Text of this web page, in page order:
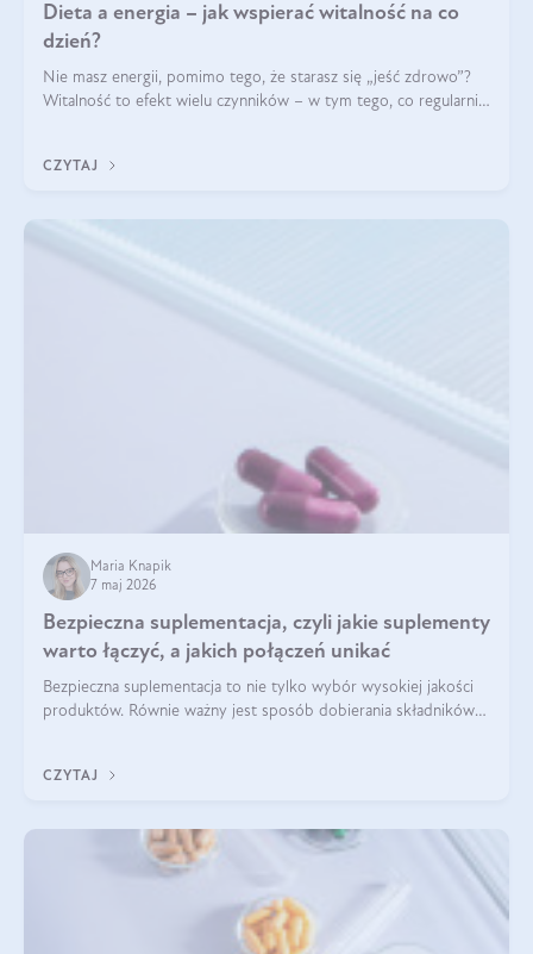
Dieta a energia – jak wspierać witalność na co
dzień?
Nie masz energii, pomimo tego, że starasz się „jeść zdrowo”?
Witalność to efekt wielu czynników – w tym tego, co regularnie
CZYTAJ
Maria Knapik
7 maj 2026
Bezpieczna suplementacja, czyli jakie suplementy
warto łączyć, a jakich połączeń unikać
Bezpieczna suplementacja to nie tylko wybór wysokiej jakości
produktów. Równie ważny jest sposób dobierania składników
CZYTAJ